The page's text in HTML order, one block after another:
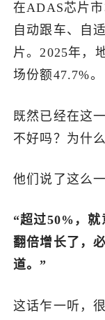
在ADAS芯片
自动跟车、自
片。2025年，
场份额47.7%。
既然已经在这
不好吗？为什
他们说了这么一
“超过50%，
翻倍增长了，
道。”
这话乍一听，